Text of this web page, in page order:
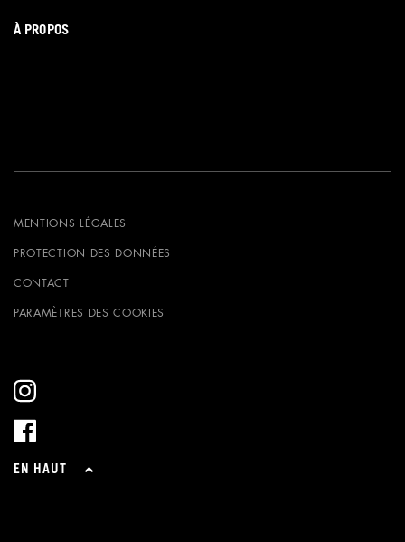
À PROPOS
MENTIONS LÉGALES
PROTECTION DES DONNÉES
CONTACT
PARAMÈTRES DES COOKIES
EN HAUT